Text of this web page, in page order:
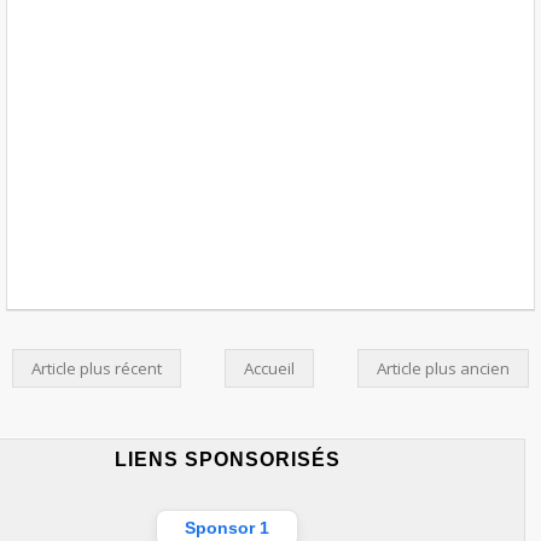
Article plus récent Article plus ancien
Accueil
LIENS SPONSORISÉS
Sponsor 1